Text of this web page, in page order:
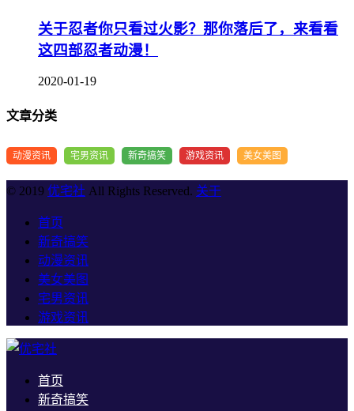
关于忍者你只看过火影？那你落后了，来看看
这四部忍者动漫！
2020-01-19
文章分类
动漫资讯 宅男资讯 新奇搞笑 游戏资讯 美女美图
© 2019 优宅社 All Rights Reserved. 关于
首页
新奇搞笑
动漫资讯
美女美图
宅男资讯
游戏资讯
首页
新奇搞笑